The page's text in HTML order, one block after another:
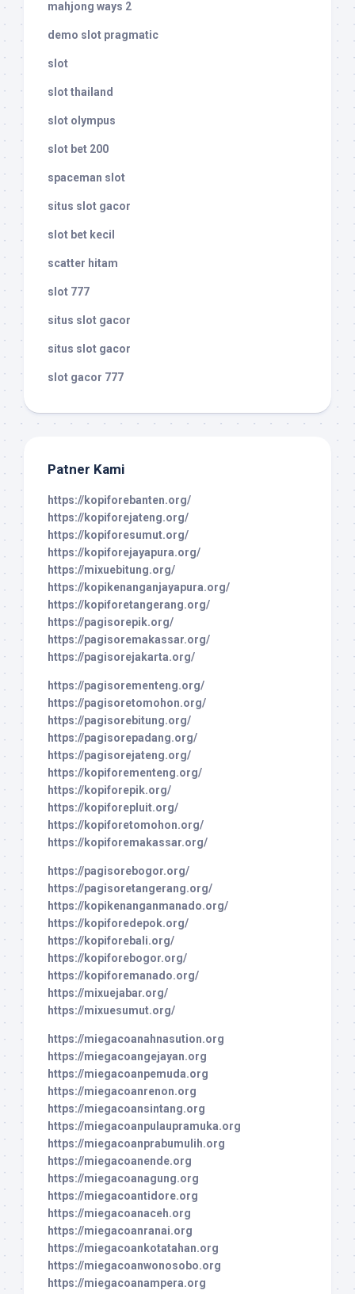
mahjong ways 2
demo slot pragmatic
slot
slot thailand
slot olympus
slot bet 200
spaceman slot
situs slot gacor
slot bet kecil
scatter hitam
slot 777
situs slot gacor
situs slot gacor
slot gacor 777
Patner Kami
https://kopiforebanten.org/
https://kopiforejateng.org/
https://kopiforesumut.org/
https://kopiforejayapura.org/
https://mixuebitung.org/
https://kopikenanganjayapura.org/
https://kopiforetangerang.org/
https://pagisorepik.org/
https://pagisoremakassar.org/
https://pagisorejakarta.org/
https://pagisorementeng.org/
https://pagisoretomohon.org/
https://pagisorebitung.org/
https://pagisorepadang.org/
https://pagisorejateng.org/
https://kopiforementeng.org/
https://kopiforepik.org/
https://kopiforepluit.org/
https://kopiforetomohon.org/
https://kopiforemakassar.org/
https://pagisorebogor.org/
https://pagisoretangerang.org/
https://kopikenanganmanado.org/
https://kopiforedepok.org/
https://kopiforebali.org/
https://kopiforebogor.org/
https://kopiforemanado.org/
https://mixuejabar.org/
https://mixuesumut.org/
https://miegacoanahnasution.org
https://miegacoangejayan.org
https://miegacoanpemuda.org
https://miegacoanrenon.org
https://miegacoansintang.org
https://miegacoanpulaupramuka.org
https://miegacoanprabumulih.org
https://miegacoanende.org
https://miegacoanagung.org
https://miegacoantidore.org
https://miegacoanaceh.org
https://miegacoanranai.org
https://miegacoankotatahan.org
https://miegacoanwonosobo.org
https://miegacoanampera.org